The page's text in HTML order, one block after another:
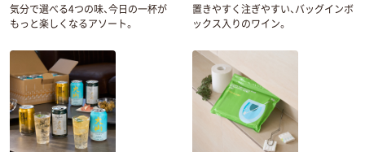
気分で選べる4つの味、今日の一杯が
もっと楽しくなるアソート。
置きやすく注ぎやすい、バッグインボ
ックス入りのワイン。